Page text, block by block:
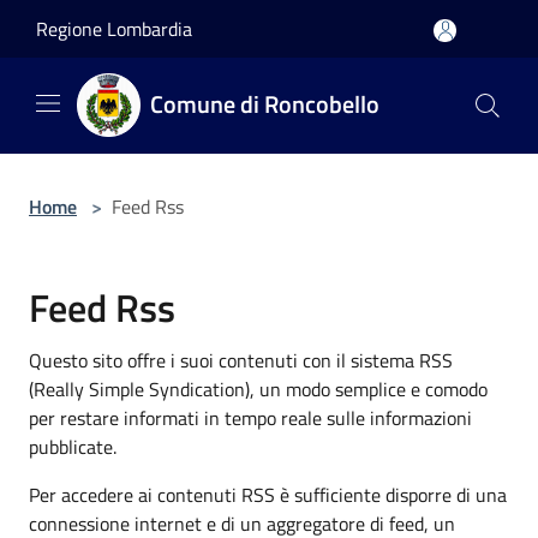
Regione Lombardia
Comune di Roncobello
Home > Feed Rss
Feed Rss
Questo sito offre i suoi contenuti con il sistema RSS
(Really Simple Syndication), un modo semplice e comodo
per restare informati in tempo reale sulle informazioni
pubblicate.
Per accedere ai contenuti RSS è sufficiente disporre di una
connessione internet e di un aggregatore di feed, un